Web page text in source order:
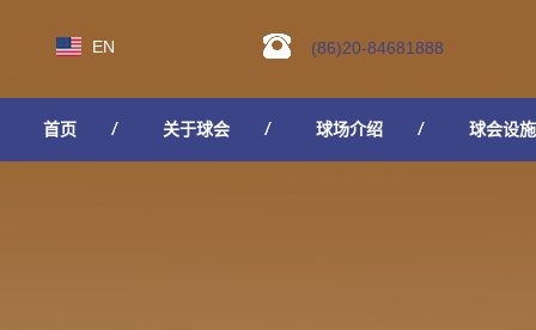
(86)20-84681888
EN
首页 关于球会 球场介绍 球会设施